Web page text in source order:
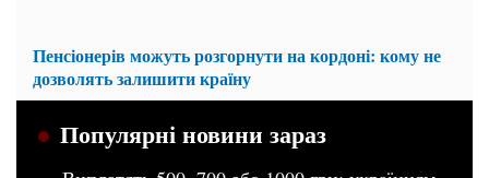
Пенсіонерів можуть розгорнути на кордоні: кому не
дозволять залишити країну
Популярні новини зараз